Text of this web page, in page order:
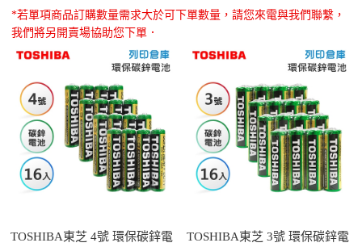
*若單項商品訂購數量需求大於可下單數量，請您來電與我們聯繫，
我們將另開賣場協助您下單．
TOSHIBA東芝 4號 環保碳鋅電
TOSHIBA東芝 3號 環保碳鋅電